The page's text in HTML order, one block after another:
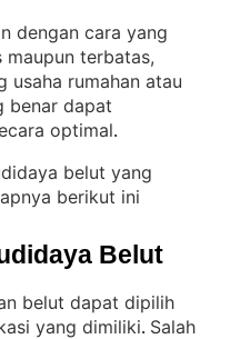
dengan cara yang
terbatas,
usaha rumahan atau
benar dapat
optimal.
belut yang
berikut ini
Belut
belut dapat dipilih
yang dimiliki. Salah